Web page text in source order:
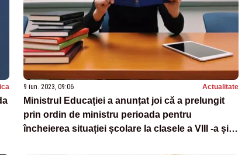
9 iun. 2023, 09:06 Actualitate
Ministrul Educației a anunțat joi că a prelungit
prin ordin de ministru perioada pentru
încheierea situației școlare la clasele a VIII -a și a